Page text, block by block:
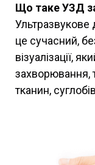
Що таке УЗД
це сучасний,
візуалізації,
захворювання,
тканин,